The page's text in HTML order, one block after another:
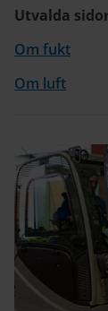
Utvalda
Om fukt
Om luft